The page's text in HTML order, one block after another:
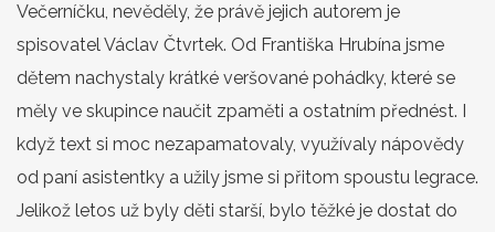
Večerníčku, nevěděly, že právě jejich autorem je
spisovatel Václav Čtvrtek. Od Františka Hrubína jsme
dětem nachystaly krátké veršované pohádky, které se
měly ve skupince naučit zpaměti a ostatním přednést. I
když text si moc nezapamatovaly, využívaly nápovědy
od paní asistentky a užily jsme si přitom spoustu legrace.
Jelikož letos už byly děti starší, bylo těžké je dostat do